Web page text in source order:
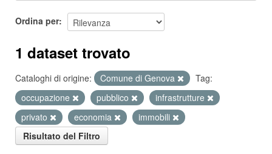
Ordina per
1 dataset trovato
Cataloghi di origine: Comune di Genova
Tag:
occupazione
pubblico
infrastrutture
privato
economia
immobili
Risultato del Filtro